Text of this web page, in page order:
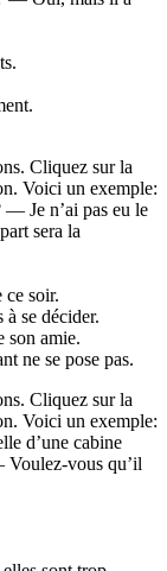
Cliquez sur la
Voici un exemple:
Je n’ai pas eu le
sera la
soir.
se décider.
son amie.
ne se pose pas.
Cliquez sur la
Voici un exemple:
d’une cabine
Voulez-vous qu’il